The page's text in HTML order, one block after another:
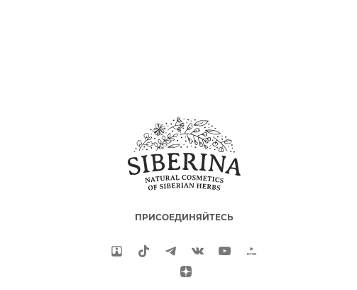
ПРИСОЕДИНЯЙТЕСЬ